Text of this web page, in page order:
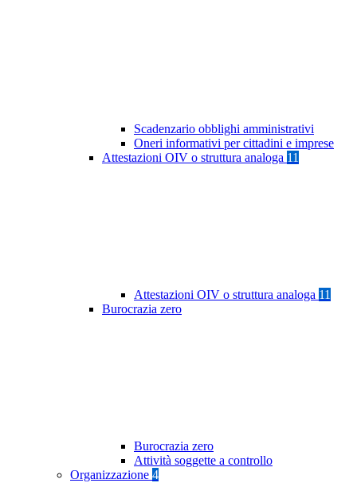
Scadenzario obblighi amministrativi
Oneri informativi per cittadini e imprese
Attestazioni OIV o struttura analoga 11
Attestazioni OIV o struttura analoga 11
Burocrazia zero
Burocrazia zero
Attività soggette a controllo
Organizzazione 4